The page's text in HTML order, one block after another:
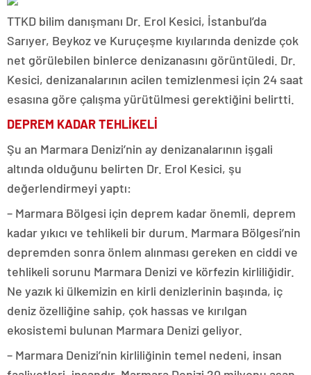
TTKD bilim danışmanı Dr. Erol Kesici, İstanbul’da
Sarıyer, Beykoz ve Kuruçeşme kıyılarında denizde çok
net görülebilen binlerce denizanasını görüntüledi. Dr.
Kesici, denizanalarının acilen temizlenmesi için 24 saat
esasına göre çalışma yürütülmesi gerektiğini belirtti.
DEPREM KADAR TEHLİKELİ
Şu an Marmara Denizi’nin ay denizanalarının işgali
altında olduğunu belirten Dr. Erol Kesici, şu
değerlendirmeyi yaptı:
– Marmara Bölgesi için deprem kadar önemli, deprem
kadar yıkıcı ve tehlikeli bir durum. Marmara Bölgesi’nin
depremden sonra önlem alınması gereken en ciddi ve
tehlikeli sorunu Marmara Denizi ve körfezin kirliliğidir.
Ne yazık ki ülkemizin en kirli denizlerinin başında, iç
deniz özelliğine sahip, çok hassas ve kırılgan
ekosistemi bulunan Marmara Denizi geliyor.
– Marmara Denizi’nin kirliliğinin temel nedeni, insan